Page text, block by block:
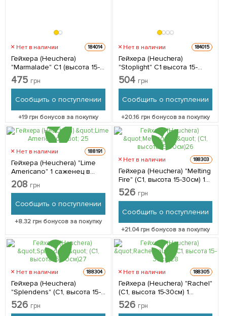
Нет в наличии 184014
Гейхера (Heuchera)
"Marmalade" С1 (высота 15-
30см) 1 саженец в
упаковке
475 грн
Сообщить о поступлении
+19грн бонусов за покупку
Нет в наличии 184015
Гейхера (Heuchera)
"Stoplight" С1 высота 15-
30см) 1 саженец в
упаковке
504 грн
Сообщить о поступлении
+20.16грн бонусов за покупку
Нет в наличии 188191
Гейхера (Heuchera) "Lime
Americano" 1 саженец в
упаковке
208 грн
Сообщить о поступлении
+8.32 грн бонусов за покупку
Нет в наличии 188303
Гейхера (Heuchera) "Melting
Fire" (С1, высота 15-30см) 1
саженец в упаковке
526 грн
Сообщить о поступлении
+21.04грн бонусов за покупку
Нет в наличии 188304
Гейхера (Heuchera)
"Splendens" (С1, высота 15-
30см) 1 саженец в
упаковке
526 грн
Нет в наличии 188305
Гейхера (Heuchera) "Rachel"
(C1, высота 15-30см) 1
саженец в упаковке
526 грн